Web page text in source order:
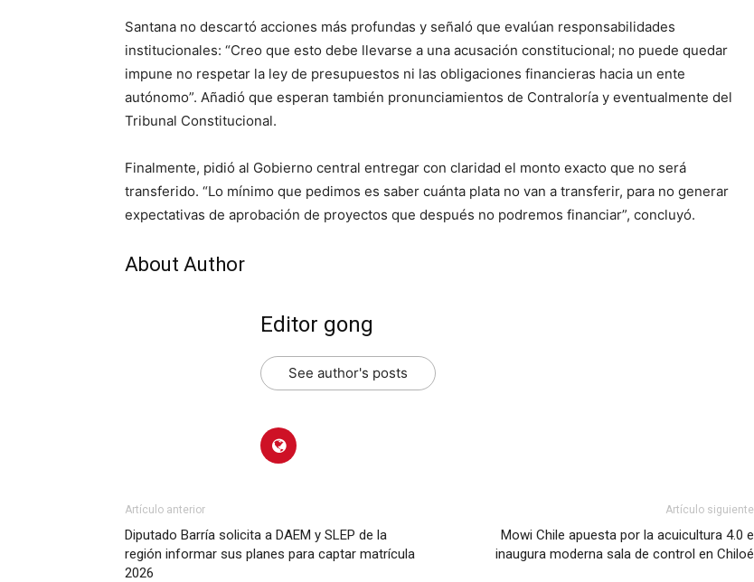
Santana no descartó acciones más profundas y señaló que evalúan responsabilidades
institucionales: “Creo que esto debe llevarse a una acusación constitucional; no puede quedar
impune no respetar la ley de presupuestos ni las obligaciones financieras hacia un ente
autónomo”. Añadió que esperan también pronunciamientos de Contraloría y eventualmente del
Tribunal Constitucional.
Finalmente, pidió al Gobierno central entregar con claridad el monto exacto que no será
transferido. “Lo mínimo que pedimos es saber cuánta plata no van a transferir, para no generar
expectativas de aprobación de proyectos que después no podremos financiar”, concluyó.
About Author
Editor gong
See author's posts
Artículo anterior
Diputado Barría solicita a DAEM y SLEP de la
región informar sus planes para captar matrícula
2026
Artículo siguiente
Mowi Chile apuesta por la acuicultura 4.0 e
inaugura moderna sala de control en Chiloé